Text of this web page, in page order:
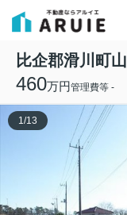
比企郡滑川町
460万円管理費等 -
1/13